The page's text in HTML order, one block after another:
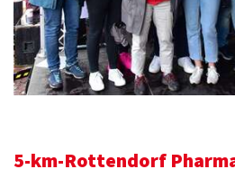
5-km-Rottendorf